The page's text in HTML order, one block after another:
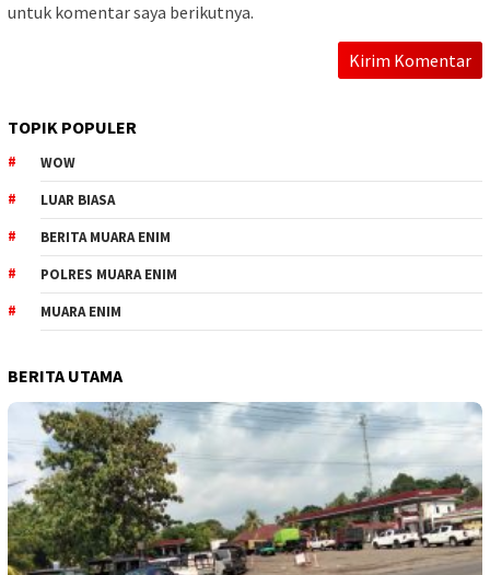
untuk komentar saya berikutnya.
TOPIK POPULER
WOW
LUAR BIASA
BERITA MUARA ENIM
POLRES MUARA ENIM
MUARA ENIM
BERITA UTAMA